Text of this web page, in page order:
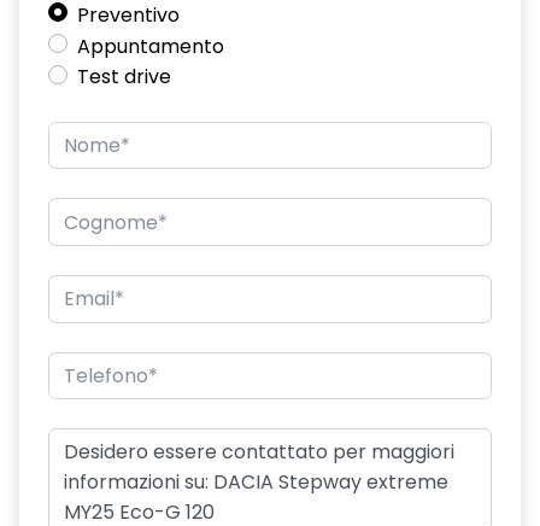
Emergency call soggetto alla disponibilità di rete
compatibile 2G/3G o 4G/5G in base al veicolo
Firma luminosa pixelata con fari full LED
Freno di stazionamento elettrico
HARM04
Illuminazione del bagagliaio
Intelligent speed assistance ISA
Keyless Entry
Lane departure warning avviso superamento linea con Lane
Keep Assist
Preventivo
Appuntamento
Test drive